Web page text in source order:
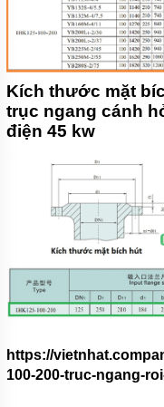
Kích thước mặt
trục ngang cánh
điện 45 kw
https://
100-200-truc-ngang-